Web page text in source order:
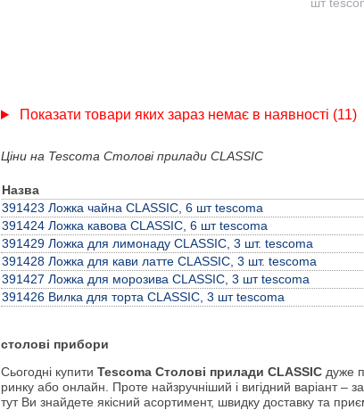
Показати товари яких зараз немає в наявності (11)
Ціни на Tescoma Столові прилади CLASSIC
Назва
391423 Ложка чайна CLASSIC, 6 шт tescoma
391424 Ложка кавова CLASSIC, 6 шт tescoma
391429 Ложка для лимонаду CLASSIC, 3 шт. tescoma
391428 Ложка для кави латте CLASSIC, 3 шт. tescoma
391427 Ложка для морозива CLASSIC, 3 шт tescoma
391426 Вилка для торта CLASSIC, 3 шт tescoma
столові прибори
Сьогодні купити Tescoma Столові прилади CLASSIC дуже
ринку або онлайн. Проте найзручніший і вигідний варіант –
тут Ви знайдете якісний асортимент, швидку доставку та